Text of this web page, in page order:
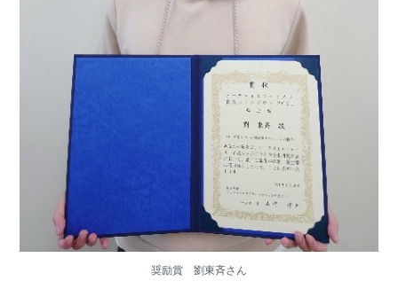
奨励賞 劉東斉さん